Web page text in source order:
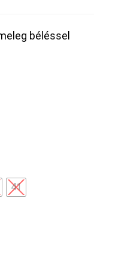
béléssel
41